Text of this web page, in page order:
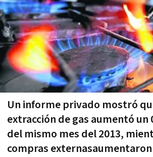
Un informe privado mostró
extracción de gas aumentó un
del mismo mes del 2013,
compras externasaumentaron